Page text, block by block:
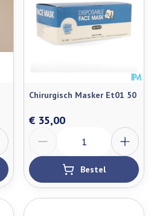
Chirurgisch Masker Et01 50
€ 35,00
Bestel